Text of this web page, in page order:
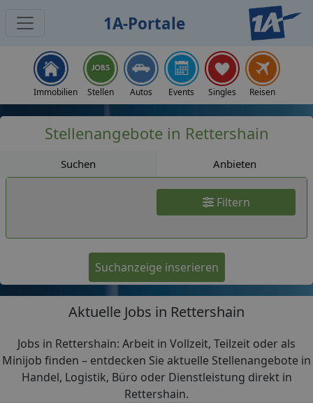
1A-Portale
Immobilien Stellen Autos Events Singles Reisen
Stellenangebote in Rettershain
Suchen Anbieten
Filtern
Suchanzeige inserieren
Aktuelle Jobs in Rettershain
Jobs in Rettershain: Arbeit in Vollzeit, Teilzeit oder als
Minijob finden – entdecken Sie aktuelle Stellenangebote in
Handel, Logistik, Büro oder Dienstleistung direkt in
Rettershain.